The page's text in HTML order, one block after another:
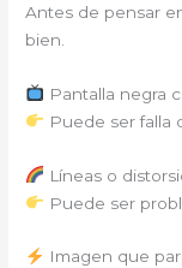
Antes de pensar
bien.
Pantalla negra
Puede ser falla
Líneas o
Puede ser
Imagen que